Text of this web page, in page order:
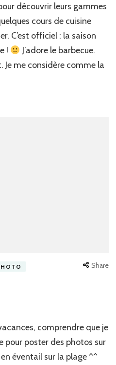
découvrir leurs gammes
cours de cuisine
C’est officiel : la saison
!
J’adore le barbecue.
me considère comme la
Share
comprendre que je
pour poster des photos sur
éventail sur la plage ^^